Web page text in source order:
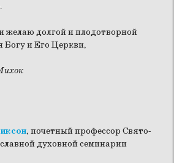
желаю долгой и плодотворной
Богу и Его Церкви,
, почетный профессор Свято-
духовной семинарии